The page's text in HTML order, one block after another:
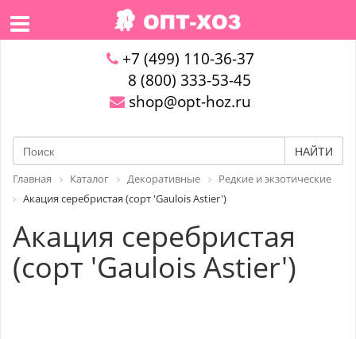
+7 (499) 110-36-37
8 (800) 333-53-45
shop@opt-hoz.ru
НАЙТИ
Главная Каталог Декоративные
Редкие и экзотические
Акация серебристая (сорт 'Gaulois Astier')
Акация серебристая
(сорт 'Gaulois Astier')